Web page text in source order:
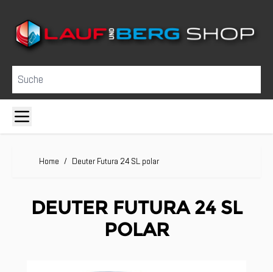
Suche
Home / Deuter Futura 24 SL polar
DEUTER FUTURA 24 SL
POLAR